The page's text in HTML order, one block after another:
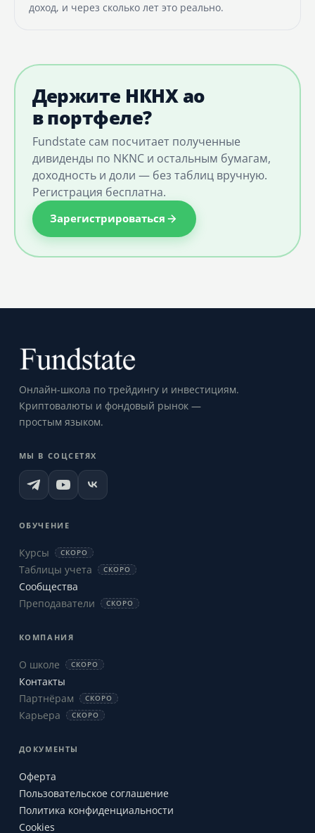
доход, и через сколько лет это реально.
Держите НКНХ ао
в портфеле?
Fundstate сам посчитает полученные
дивиденды по NKNC и остальным бумагам,
доходность и доли — без таблиц вручную.
Регистрация бесплатна.
Зарегистрироваться
Онлайн-школа по трейдингу и инвестициям.
Криптовалюты и фондовый рынок —
простым языком.
МЫ В СОЦСЕТЯХ
ОБУЧЕНИЕ
Курсы СКОРО
Таблицы учета СКОРО
Сообщества
Преподаватели
СКОРО
КОМПАНИЯ
О школе СКОРО
Контакты
Партнёрам
СКОРО
Карьера СКОРО
ДОКУМЕНТЫ
Оферта
Пользовательское соглашение
Политика конфиденциальности
Cookies